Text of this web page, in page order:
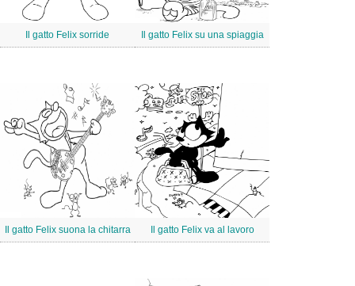
Il gatto Felix sorride Il gatto Felix su una spiaggia
Il gatto Felix suona la chitarra Il gatto Felix va al lavoro